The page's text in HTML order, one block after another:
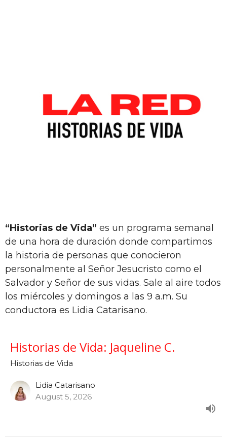
“Historias de Vida” es un programa semanal
de una hora de duración donde compartimos
la historia de personas que conocieron
personalmente al Señor Jesucristo como el
Salvador y Señor de sus vidas. Sale al aire todos
los miércoles y domingos a las 9 a.m. Su
conductora es Lidia Catarisano.
Historias de Vida: Jaqueline C.
Historias de Vida
Lidia Catarisano
August 5, 2026